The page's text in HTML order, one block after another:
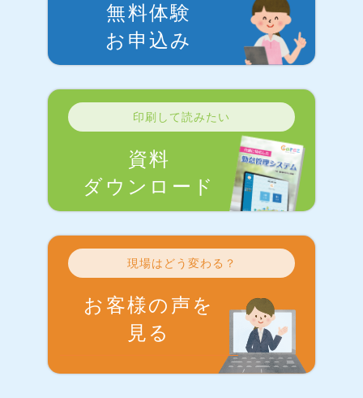
無料体験
お申込み
印刷して読みたい
資料
ダウンロード
現場はどう変わる？
お客様の声を
見る